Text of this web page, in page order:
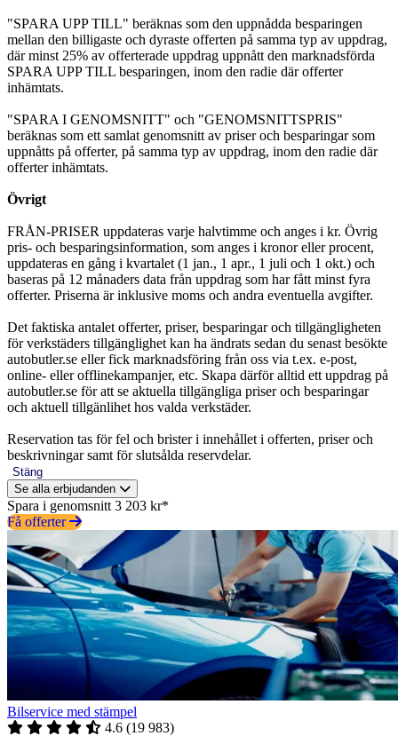
"SPARA UPP TILL" beräknas som den uppnådda besparingen
mellan den billigaste och dyraste offerten på samma typ av uppdrag,
där minst 25% av offerterade uppdrag uppnått den marknadsförda
SPARA UPP TILL besparingen, inom den radie där offerter
inhämtats.
"SPARA I GENOMSNITT" och "GENOMSNITTSPRIS"
beräknas som ett samlat genomsnitt av priser och besparingar som
uppnåtts på offerter, på samma typ av uppdrag, inom den radie där
offerter inhämtats.
Övrigt
FRÅN-PRISER uppdateras varje halvtimme och anges i kr. Övrig
pris- och besparingsinformation, som anges i kronor eller procent,
uppdateras en gång i kvartalet (1 jan., 1 apr., 1 juli och 1 okt.) och
baseras på 12 månaders data från uppdrag som har fått minst fyra
offerter. Priserna är inklusive moms och andra eventuella avgifter.
Det faktiska antalet offerter, priser, besparingar och tillgängligheten
för verkstäders tillgänglighet kan ha ändrats sedan du senast besökte
autobutler.se eller fick marknadsföring från oss via t.ex. e-post,
online- eller offlinekampanjer, etc. Skapa därför alltid ett uppdrag på
autobutler.se för att se aktuella tillgängliga priser och besparingar
och aktuell tillgänlihet hos valda verkstäder.
Reservation tas för fel och brister i innehållet i offerten, priser och
beskrivningar samt för slutsålda reservdelar.
Stäng
Se alla erbjudanden
Spara i genomsnitt 3 203 kr*
Få offerter
Bilservice med stämpel
4.6 (19 983)